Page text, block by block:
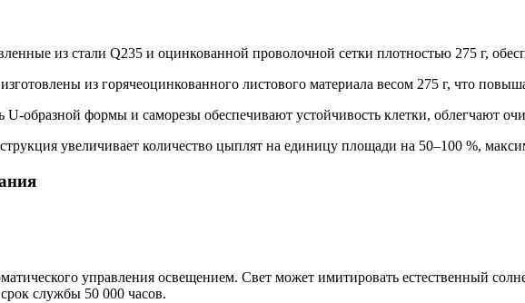
из стали Q235 и оцинкованной проволочной сетки плотностью 275 г,
из горячеоцинкованного листового материала весом 275 г, что
U-образной формы и саморезы обеспечивают устойчивость клетки, облегчают
увеличивает количество цыплят на единицу площади на 50–100 %,
управления освещением. Свет может имитировать естественный
службы 50 000 часов.